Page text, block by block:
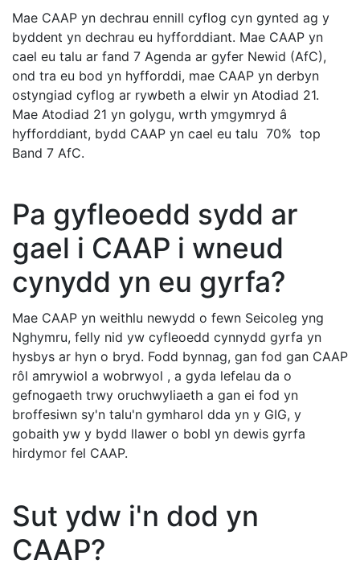
Mae CAAP yn dechrau ennill cyflog cyn gynted ag y
byddent yn dechrau eu hyfforddiant. Mae CAAP yn
cael eu talu ar fand 7 Agenda ar gyfer Newid (AfC),
ond tra eu bod yn hyfforddi, mae CAAP yn derbyn
ostyngiad cyflog ar rywbeth a elwir yn Atodiad 21.
Mae Atodiad 21 yn golygu, wrth ymgymryd â
hyfforddiant, bydd CAAP yn cael eu talu 70% top
Band 7 AfC.
Pa gyfleoedd sydd ar
gael i CAAP i wneud
cynydd yn eu gyrfa?
Mae CAAP yn weithlu newydd o fewn Seicoleg yng
Nghymru, felly nid yw cyfleoedd cynnydd gyrfa yn
hysbys ar hyn o bryd. Fodd bynnag, gan fod gan CAAP
rôl amrywiol a wobrwyol , a gyda lefelau da o
gefnogaeth trwy oruchwyliaeth a gan ei fod yn
broffesiwn sy'n talu'n gymharol dda yn y GIG, y
gobaith yw y bydd llawer o bobl yn dewis gyrfa
hirdymor fel CAAP.
Sut ydw i'n dod yn
CAAP?